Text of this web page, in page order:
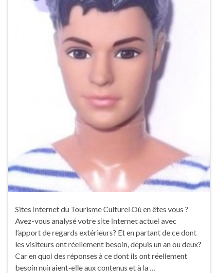
Sites Internet du Tourisme Culturel Où en êtes vous ?
Avez-vous analysé votre site Internet actuel avec
l’apport de regards extérieurs? Et en partant de ce dont
les visiteurs ont réellement besoin, depuis un an ou deux?
Car en quoi des réponses à ce dont ils ont réellement
besoin nuiraient-elle aux contenus et à la …